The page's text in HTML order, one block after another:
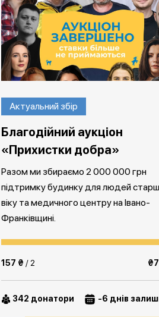
Актуальний збір
Благодійний аукціон
«Прихистки добра»
Разом ми збираємо 2 000 000 грн
підтримку будинку для людей
віку та медичного центру на Івано-
Франківщині.
157 ₴ / 2
342 донатори -6 днів